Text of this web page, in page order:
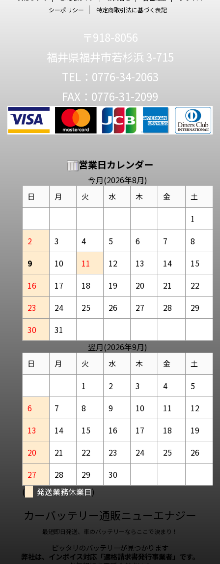
シーポリシー
特定商取引法に基づく表記
〒918-8056
福井県福井市若杉浜 3-715
TEL：0776-34-2063
FAX：0776-31-2099
営業日カレンダー
今月(2026年8月)
日 月 火 水 木 金 土
1
2
3 4 5 6 7
8
9
10 11 12 13 14
15
16
17 18 19 20 21
22
23
24 25 26 27 28
29
30
31
翌月(2026年9月)
日 月 火 水 木 金 土
1 2 3 4
5
6
7 8 9 10 11
12
13
14 15 16 17 18
19
20
21 22 23 24 25
26
27
28 29
30
(
発送業務休業日)
カーバッテリー通販ニューエナジー
最短即日発送、車のバッテリーならここで決まり！
ピッタリのバッテリーが見つかります
弊社は、インボイス対応「適格請求書発行事業者」です。